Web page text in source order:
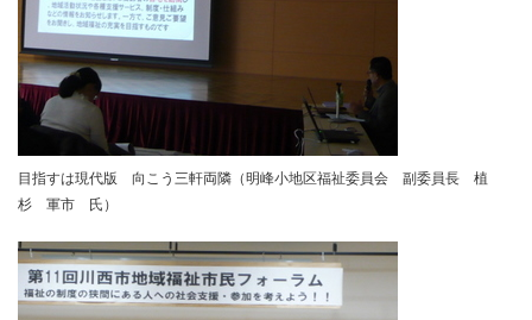
目指すは現代版 向こう三軒両隣（明峰小地区福祉委員会 副委員長 植
杉 軍市 氏）